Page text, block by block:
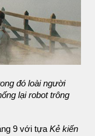
đó loài người
lại robot trông
9 với tựa Kẻ kiến